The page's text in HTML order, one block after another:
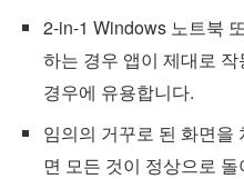
2-in-1 Windows 노트북
하는 경우 앱이 제대로
경우에 유용합니다.
임의의 거꾸로 된 화면을
면 모든 것이 정상으로